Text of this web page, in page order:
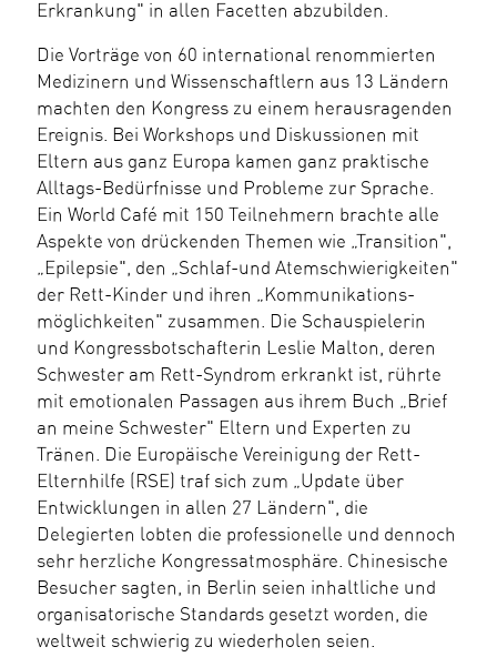
Erkrankung" in allen Facetten abzubilden.
Die Vorträge von 60 international renommierten
Medizinern und Wissenschaftlern aus 13 Ländern
machten den Kongress zu einem herausragenden
Ereignis. Bei Workshops und Diskussionen mit
Eltern aus ganz Europa kamen ganz praktische
Alltags-Bedürfnisse und Probleme zur Sprache.
Ein World Café mit 150 Teilnehmern brachte alle
Aspekte von drückenden Themen wie „Transition",
„Epilepsie", den „Schlaf-und Atemschwierigkeiten"
der Rett-Kinder und ihren „Kommunikations-
möglichkeiten" zusammen. Die Schauspielerin
und Kongressbotschafterin Leslie Malton, deren
Schwester am Rett-Syndrom erkrankt ist, rührte
mit emotionalen Passagen aus ihrem Buch „Brief
an meine Schwester" Eltern und Experten zu
Tränen. Die Europäische Vereinigung der Rett-
Elternhilfe (RSE) traf sich zum „Update über
Entwicklungen in allen 27 Ländern", die
Delegierten lobten die professionelle und dennoch
sehr herzliche Kongressatmosphäre. Chinesische
Besucher sagten, in Berlin seien inhaltliche und
organisatorische Standards gesetzt worden, die
weltweit schwierig zu wiederholen seien.